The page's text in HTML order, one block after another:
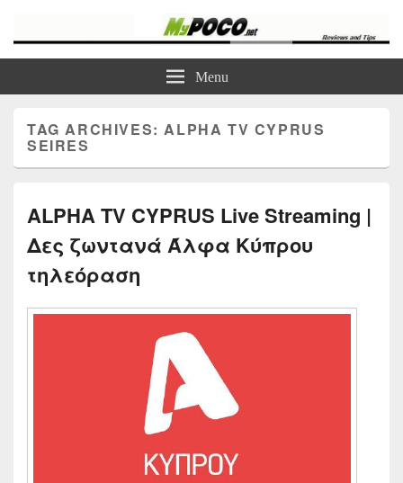
Τα καλύτερα Reviews , Συγκρίσεις , VPN , Webhosting
Menu
TAG ARCHIVES:ALPHA TV CYPRUS
SEIRES
ALPHA TV CYPRUS Live Streaming |
Δες ζωντανά Άλφα Κύπρου
τηλεόραση